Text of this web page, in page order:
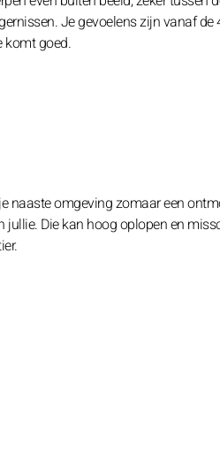
Je gevoelens zijn vanaf
komt goed.
naaste omgeving zomaar een
Die kan hoog oplopen en